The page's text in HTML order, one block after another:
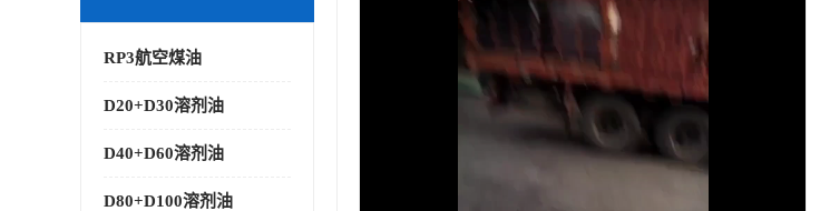
RP3航空煤油
D20+D30溶剂油
D40+D60溶剂油
D80+D100溶剂油